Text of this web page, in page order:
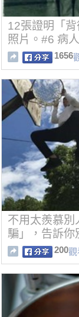
12張證明「
照片。#6 病
1656
不用太羨慕別
騙」，告訴你
200觀